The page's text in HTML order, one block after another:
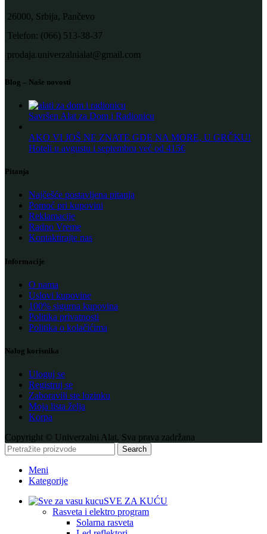
26000, Srbija, Pančevo
Telefon: (066) 513-38-37
prodaja.univerzalnialat@gmail.com
Blog – Naše novosti
Savršen Alat za Dom i Radionicu
AKO VI JOŠ NE ZNATE GDE NA MORE, U GRČKU!
Hoteli u avgustu i septembru već od 415€
Pitanja
Najčešće postavljena pitanja
Pomoć pri kupovini
Reklamacije
Radno Vreme
Kontaktirajte nas
Informacije
O nama
Uslovi kupovine
100% sigurna kupovina
Politika privatnosti
Politika o kolačićima
Nalog korisnika
Uloguj se
Registruj se
Zaboravili ste lozinku
Moja lista želja
Korpa
Copyright © Univerzalni Alat. Sva prava zadržana
Search
Meni
Kategorije
SVE ZA KUĆU
Rasveta i elektro program
Solarna rasveta